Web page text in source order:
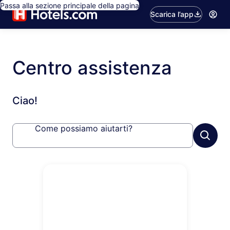
Passa alla sezione principale della pagina
Scarica l’app
Centro assistenza
Ciao!
Come possiamo aiutarti?